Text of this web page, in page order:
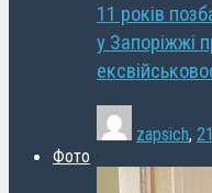
11 років
у Запоріжжі
zapsich,
Фото